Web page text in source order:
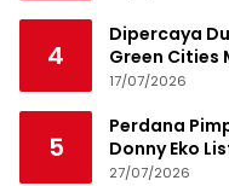
4
Dipercaya
Green Cities
17/07/2026
5
Perdana
Donny Eko
27/07/2026